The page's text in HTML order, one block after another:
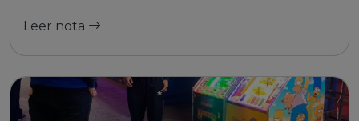
Leer nota